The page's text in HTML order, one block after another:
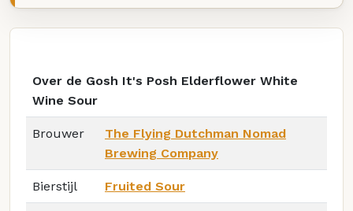
Over de Gosh It's Posh Elderflower White
Wine Sour
Brouwer
The Flying Dutchman Nomad
Brewing Company
Bierstijl Fruited Sour